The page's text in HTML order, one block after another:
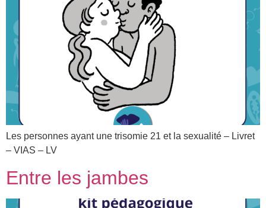
Les personnes ayant une trisomie 21 et la sexualité – Livret
– VIAS – LV
Entre les jambes